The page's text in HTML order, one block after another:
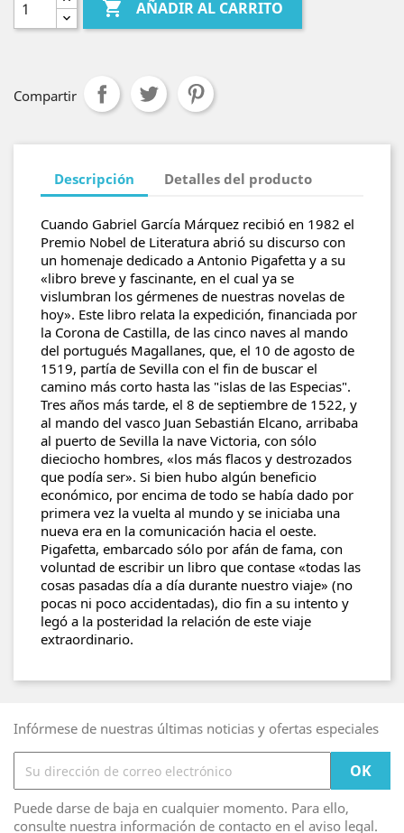
 AÑADIR AL CARRITO
Compartir
Descripción Detalles del producto
Cuando Gabriel García Márquez recibió en 1982 el
Premio Nobel de Literatura abrió su discurso con
un homenaje dedicado a Antonio Pigafetta y a su
«libro breve y fascinante, en el cual ya se
vislumbran los gérmenes de nuestras novelas de
hoy». Este libro relata la expedición, financiada por
la Corona de Castilla, de las cinco naves al mando
del portugués Magallanes, que, el 10 de agosto de
1519, partía de Sevilla con el fin de buscar el
camino más corto hasta las "islas de las Especias".
Tres años más tarde, el 8 de septiembre de 1522, y
al mando del vasco Juan Sebastián Elcano, arribaba
al puerto de Sevilla la nave Victoria, con sólo
dieciocho hombres, «los más flacos y destrozados
que podía ser». Si bien hubo algún beneficio
económico, por encima de todo se había dado por
primera vez la vuelta al mundo y se iniciaba una
nueva era en la comunicación hacia el oeste.
Pigafetta, embarcado sólo por afán de fama, con
voluntad de escribir un libro que contase «todas las
cosas pasadas día a día durante nuestro viaje» (no
pocas ni poco accidentadas), dio fin a su intento y
legó a la posteridad la relación de este viaje
extraordinario.
Infórmese de nuestras últimas noticias y ofertas especiales
Puede darse de baja en cualquier momento. Para ello,
consulte nuestra información de contacto en el aviso legal.